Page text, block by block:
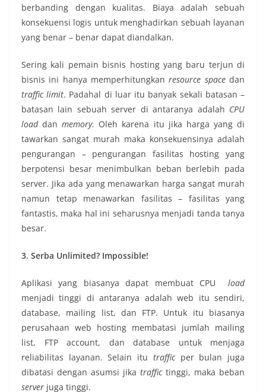
berbanding dengan kualitas. Biaya adalah sebuah
konsekuensi logis untuk menghadirkan sebuah layanan
yang benar – benar dapat diandalkan.
Sering kali pemain bisnis hosting yang baru terjun di
bisnis ini hanya memperhitungkanresource spacedan
traffic limit. Padahal di luar itu banyak sekali batasan –
batasan lain sebuah server di antaranya adalah CPU
loaddanmemory. Oleh karena itu jika harga yang di
tawarkan sangat murah maka konsekuensinya adalah
pengurangan – pengurangan fasilitas hosting yang
berpotensi besar menimbulkan beban berlebih pada
server. Jika ada yang menawarkan harga sangat murah
namun tetap menawarkan fasilitas – fasilitas yang
fantastis, maka hal ini seharusnya menjadi tanda tanya
besar.
3. Serba Unlimited? Impossible!
Aplikasi yang biasanya dapat membuat CPU load
menjadi tinggi di antaranya adalah web itu sendiri,
database, mailing list, dan FTP. Untuk itu biasanya
perusahaan web hosting membatasi jumlah mailing
list, FTP account, dan database untuk menjaga
reliabilitas layanan. Selain itu trafficper bulan juga
dibatasi dengan asumsi jika traffictinggi, maka beban
server juga tinggi.